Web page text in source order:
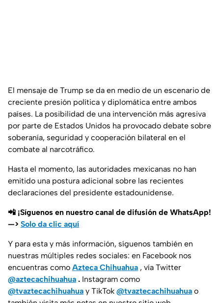
El mensaje de Trump se da en medio de un escenario de
creciente presión política y diplomática entre ambos
países. La posibilidad de una intervención más agresiva
por parte de Estados Unidos ha provocado debate sobre
soberanía, seguridad y cooperación bilateral en el
combate al narcotráfico.
Hasta el momento, las autoridades mexicanas no han
emitido una postura adicional sobre las recientes
declaraciones del presidente estadounidense.
📲 ¡Síguenos en nuestro canal de difusión de WhatsApp!
—> Solo da clic aquí
Y para esta y más información, síguenos también en
nuestras múltiples redes sociales: en Facebook nos
encuentras como Azteca Chihuahua , vía Twitter
@aztecachihuahua . Instagram como
@tvaztecachihuahua y TikTok @tvaztecachihuahua o